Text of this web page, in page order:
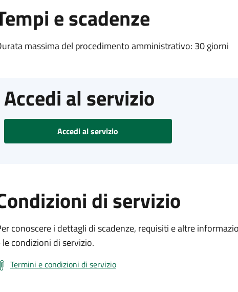
e scadenze
massima del procedimento amministrativo: 30 giorni
Accedi al servizio
Accedi al servizio
di servizio
conoscere i dettagli di scadenze, requisiti e altre
le condizioni di servizio.
Termini e condizioni di servizio